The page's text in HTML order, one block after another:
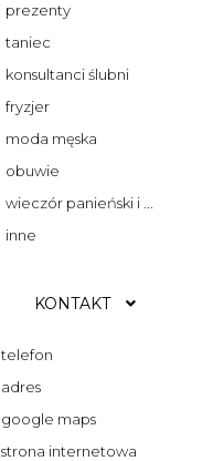
prezenty
taniec
konsultanci ślubni
fryzjer
moda męska
obuwie
wieczór panieński i ...
inne
KONTAKT
telefon
adres
google maps
strona internetowa